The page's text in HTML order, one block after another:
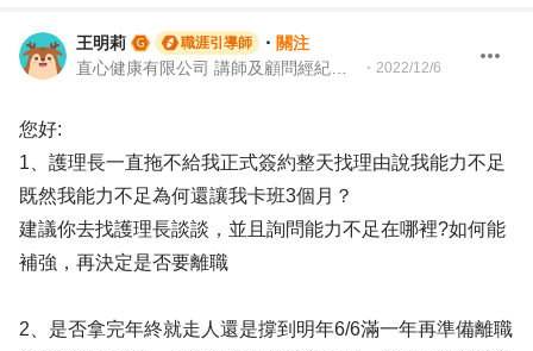
王明莉 職涯引導師 ・ 關注
・ 2022/12/6
您好:
1、護理長一直拖不給我正式簽約整天找理由說我能力不足
既然我能力不足為何還讓我卡班3個月？
建議你去找護理長談談，並且詢問能力不足在哪裡?如何能
補強，再決定是否要離職
2、是否拿完年終就走人還是撐到明年6/6滿一年再準備離職